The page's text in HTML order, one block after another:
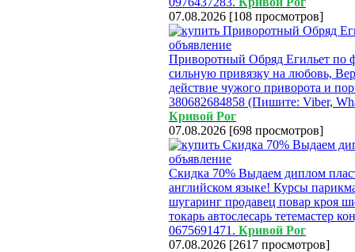
07.08.2026 [108 просмотров]
Приворотный Обряд Егильет по
сильную привязку на любовь,
действие чужого приворота и
380682684858 (Пишите: Viber,
Кривой Рог
07.08.2026 [698 просмотров]
Скидка 70% Выдаем диплом
английском языке! Курсы
шугаринг продавец повар кроя
токарь автослесарь тетемастер
0675691471. Кривой Рог
07.08.2026 [2617 просмотров]